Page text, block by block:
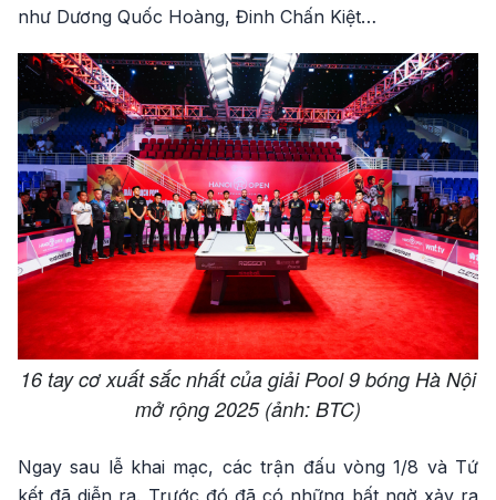
như Dương Quốc Hoàng, Đinh Chấn Kiệt…
16 tay cơ xuất sắc nhất của giải Pool 9 bóng Hà Nội
mở rộng 2025 (ảnh: BTC)
Ngay sau lễ khai mạc, các trận đấu vòng 1/8 và Tứ